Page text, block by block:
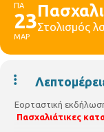
ΠΑ
23
ΜΑΡ
Στολισμός
Εορταστική
Πασχαλιάτικες